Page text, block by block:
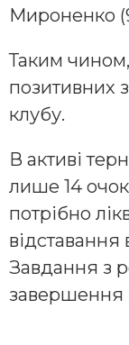
Мироненко
Таким чином,
позитивних
клубу.
В активі
лише 14
потрібно
Завдання з
завершення